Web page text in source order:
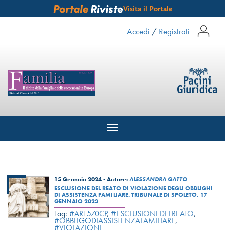
Visita il Portale
Accedi / Registrati
Toggle
navigation
15 Gennaio 2024 -Autore:ALESSANDRA GATTO
ESCLUSIONE DEL REATO DI VIOLAZIONE DEGLI OBBLIGHI
DI ASSISTENZA FAMILIARE. TRIBUNALE DI SPOLETO, 17
GENNAIO 2023
Tag: #ART570CP, #ESCLUSIONEDELREATO,
#OBBLIGODIASSISTENZAFAMILIARE,
#VIOLAZIONE